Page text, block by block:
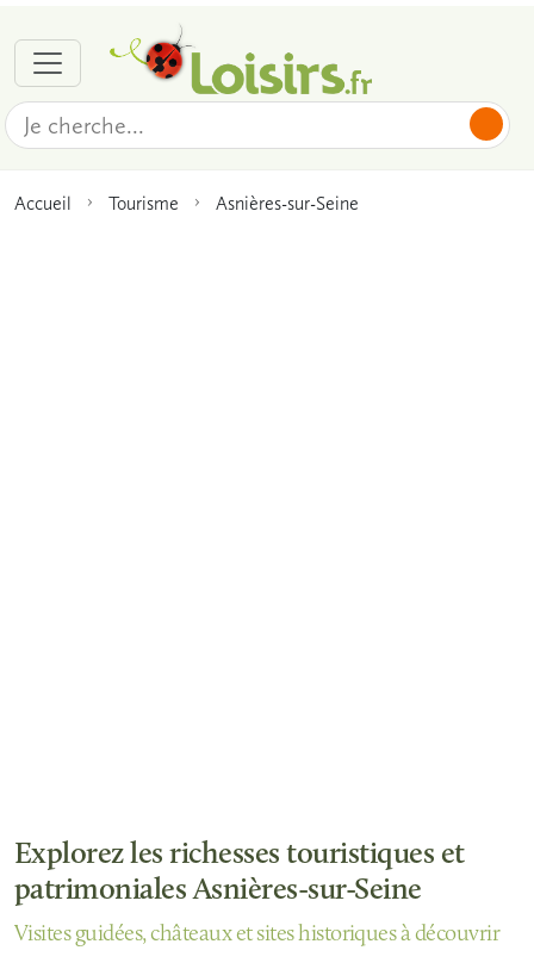
Accueil Tourisme Asnières-sur-Seine
Explorez les richesses touristiques et
patrimoniales Asnières-sur-Seine
Visites guidées, châteaux et sites historiques à découvrir